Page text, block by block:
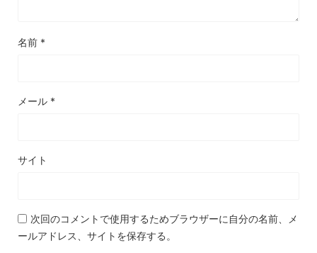
名前 *
メール *
サイト
次回のコメントで使用するためブラウザーに自分の名前、メ
ールアドレス、サイトを保存する。